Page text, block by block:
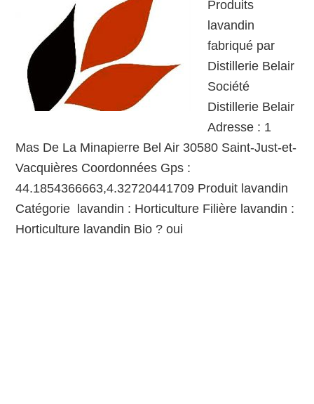
Produits
lavandin
fabriqué par
Distillerie Belair
Société
Distillerie Belair
Adresse : 1
Mas De La Minapierre Bel Air 30580 Saint-Just-et-
Vacquières Coordonnées Gps :
44.1854366663,4.32720441709 Produit lavandin
Catégorie lavandin : Horticulture Filière lavandin :
Horticulture lavandin Bio ? oui